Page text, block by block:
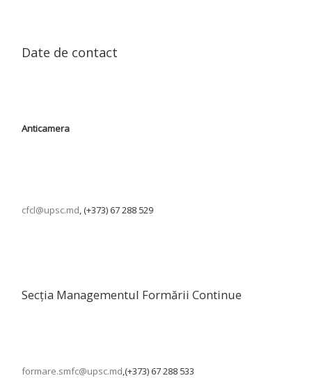
Date de contact
Anticamera
cfcl@upsc.md, (+373) 67 288 529
Secția Managementul Formării Continue
formare.smfc@upsc.md,(+373) 67 288 533